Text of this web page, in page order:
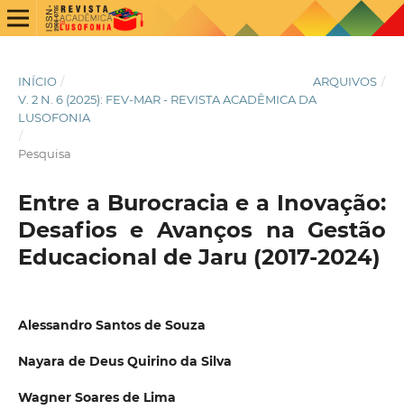
INÍCIO / ARQUIVOS /
V. 2 N. 6 (2025): FEV-MAR - REVISTA ACADÊMICA DA
LUSOFONIA
/
Pesquisa
Entre a Burocracia e a Inovação:
Desafios e Avanços na Gestão
Educacional de Jaru (2017-2024)
Alessandro Santos de Souza
Nayara de Deus Quirino da Silva
Wagner Soares de Lima